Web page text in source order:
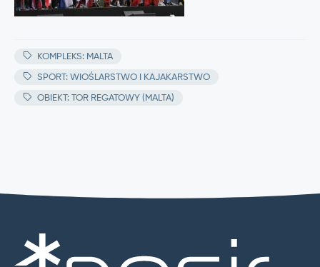
KOMPLEKS: MALTA
SPORT: WIOŚLARSTWO I KAJAKARSTWO
OBIEKT: TOR REGATOWY (MALTA)